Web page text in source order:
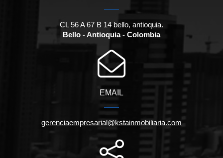
CL 56 A 67 B 14 bello, antioquia.
Bello - Antioquia - Colombia
EMAIL
gerenciaempresarial@kstainmobiliaria.com